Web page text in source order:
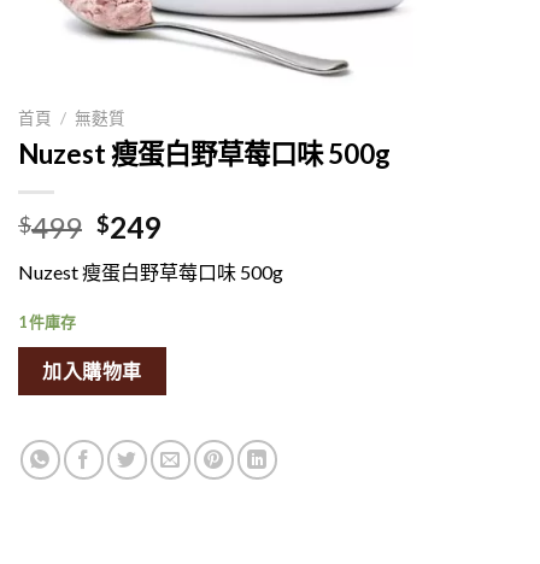
首頁 / 無麩質
Nuzest 瘦蛋白野草莓口味 500g
$499 原
价
是:$499。
$249目
前
的
格
Nuzest 瘦蛋白野草莓口味 500g
1 件庫存
加入購物車